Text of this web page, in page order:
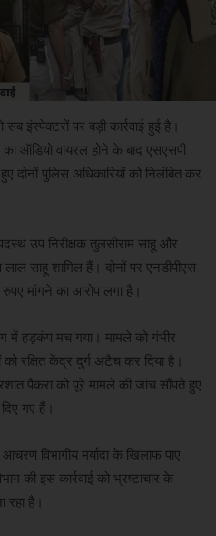
इंस्पेक्टरों पर बड़ी कार्रवाई हुई है।
ऑडियो वायरल होने के बाद एसएसपी
पुलिस अधिकारियों को निलंबित कर
उप निरीक्षक तुलसीराम साहू और
लाल साहू शामिल हैं। दोनों पर एनडीपीएस
मांगने का आरोप लगा है।
में हड़कंप मच गया। मामले को गंभीर
रक्षित केंद्र दुर्ग अटैच कर दिया है।
पैकरा को पूरे मामले की जांच सौंपते हुए
गए हैं।
विभागीय मर्यादा के खिलाफ पाए
की इस कार्रवाई को भ्रष्टाचार के
है।